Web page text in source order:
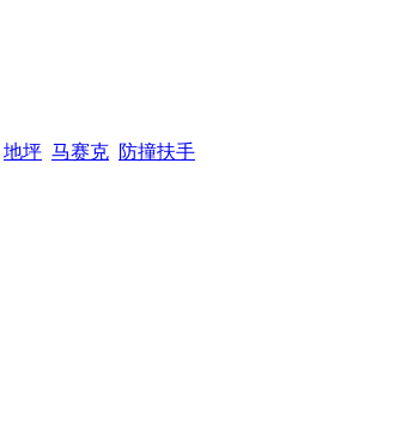
地坪 马赛克 防撞扶手